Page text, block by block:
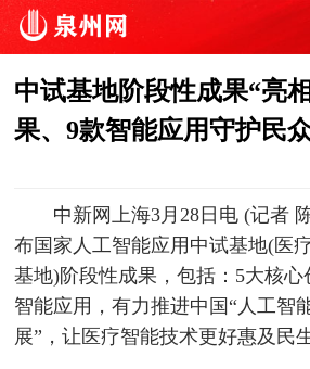
中试基地阶段性成果“亮
果、9款智能应用守护民
中新网上海3月28日电 (记者
布国家人工智能应用中试基地(医
基地)阶段性成果，包括：5大核
智能应用，有力推进中国“人工智
展”，让医疗智能技术更好惠及民生